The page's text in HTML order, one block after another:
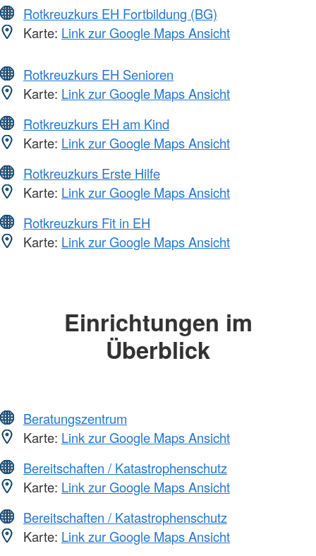
Rotkreuzkurs EH Fortbildung (BG)
Karte: Link zur Google Maps Ansicht
Rotkreuzkurs EH Senioren
Karte: Link zur Google Maps Ansicht
Rotkreuzkurs EH am Kind
Karte: Link zur Google Maps Ansicht
Rotkreuzkurs Erste Hilfe
Karte: Link zur Google Maps Ansicht
Rotkreuzkurs Fit in EH
Karte: Link zur Google Maps Ansicht
Einrichtungen im
Überblick
Beratungszentrum
Karte: Link zur Google Maps Ansicht
Bereitschaften / Katastrophenschutz
Karte: Link zur Google Maps Ansicht
Bereitschaften / Katastrophenschutz
Karte: Link zur Google Maps Ansicht